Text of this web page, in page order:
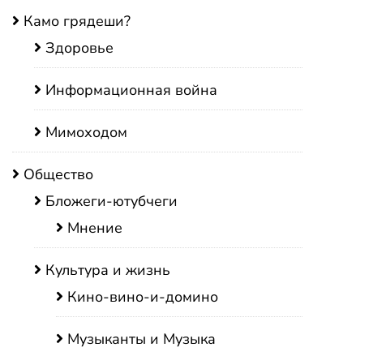
Камо грядеши?
Здоровье
Информационная война
Мимоходом
Общество
Бложеги-ютубчеги
Мнение
Культура и жизнь
Кино-вино-и-домино
Музыканты и Музыка